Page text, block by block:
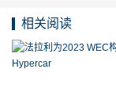
相关阅读